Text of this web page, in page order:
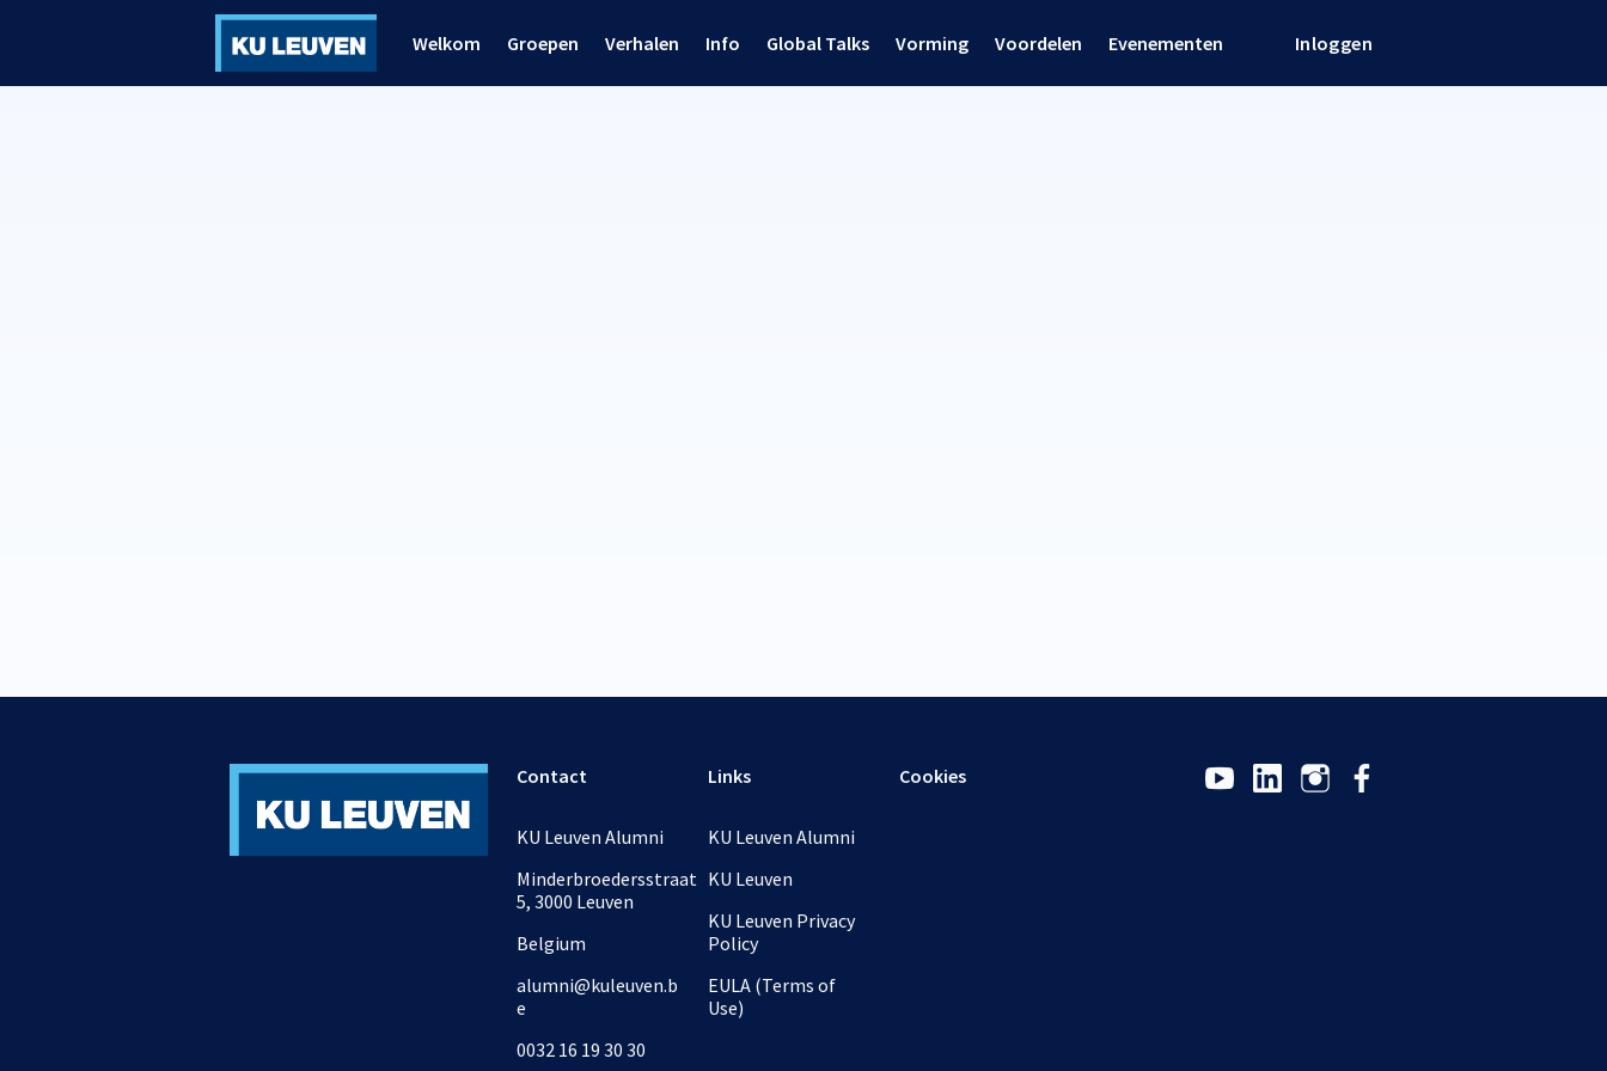
Welkom Groepen Verhalen Info Global Talks Vorming Voordelen Evenementen Inloggen
Contact
KU Leuven Alumni
Minderbroedersstraat
5, 3000 Leuven
Belgium
alumni@kuleuven.b
e
0032 16 19 30 30
Links
KU Leuven Alumni
KU Leuven
KU Leuven Privacy
Policy
EULA (Terms of
Use)
Cookies